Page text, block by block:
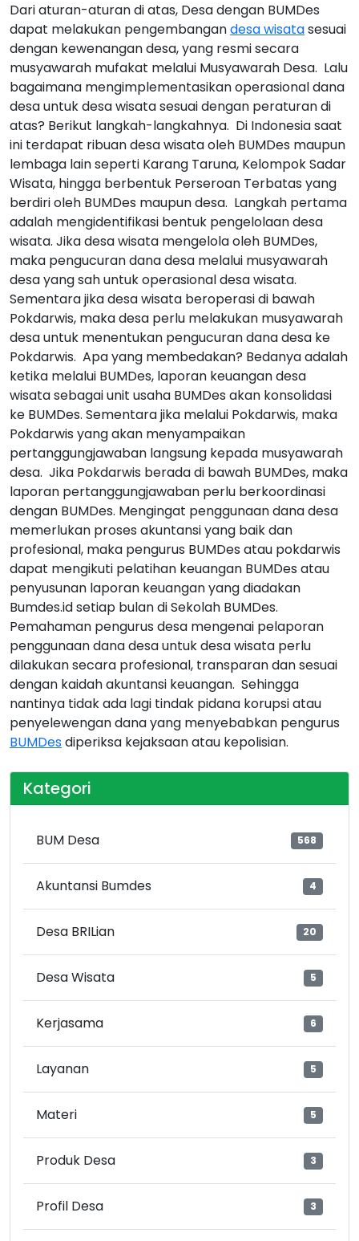
Dari aturan-aturan di atas, Desa dengan BUMDes
dapat melakukan pengembangandesa wisatasesuai
dengan kewenangan desa, yang resmi secara
musyawarah mufakat melalui Musyawarah Desa. Lalu
bagaimana mengimplementasikan operasional dana
desa untuk desa wisata sesuai dengan peraturan di
atas? Berikut langkah-langkahnya. Di Indonesia saat
ini terdapat ribuan desa wisata oleh BUMDes maupun
lembaga lain seperti Karang Taruna, Kelompok Sadar
Wisata, hingga berbentuk Perseroan Terbatas yang
berdiri oleh BUMDes maupun desa. Langkah pertama
adalah mengidentifikasi bentuk pengelolaan desa
wisata. Jika desa wisata mengelola oleh BUMDes,
maka pengucuran dana desa melalui musyawarah
desa yang sah untuk operasional desa wisata.
Sementara jika desa wisata beroperasi di bawah
Pokdarwis, maka desa perlu melakukan musyawarah
desa untuk menentukan pengucuran dana desa ke
Pokdarwis. Apa yang membedakan? Bedanya adalah
ketika melalui BUMDes, laporan keuangan desa
wisata sebagai unit usaha BUMDes akan konsolidasi
ke BUMDes. Sementara jika melalui Pokdarwis, maka
Pokdarwis yang akan menyampaikan
pertanggungjawaban langsung kepada musyawarah
desa. Jika Pokdarwis berada di bawah BUMDes, maka
laporan pertanggungjawaban perlu berkoordinasi
dengan BUMDes. Mengingat penggunaan dana desa
memerlukan proses akuntansi yang baik dan
profesional, maka pengurus BUMDes atau pokdarwis
dapat mengikuti pelatihan keuangan BUMDes atau
penyusunan laporan keuangan yang diadakan
Bumdes.id setiap bulan di Sekolah BUMDes.
Pemahaman pengurus desa mengenai pelaporan
penggunaan dana desa untuk desa wisata perlu
dilakukan secara profesional, transparan dan sesuai
dengan kaidah akuntansi keuangan. Sehingga
nantinya tidak ada lagi tindak pidana korupsi atau
penyelewengan dana yang menyebabkan pengurus
BUMDesdiperiksa kejaksaan atau kepolisian.
Kategori
BUM Desa 568
Akuntansi Bumdes 4
Desa BRILian 20
Desa Wisata 5
Kerjasama 6
Layanan 5
Materi 5
Produk Desa 3
Profil Desa 3